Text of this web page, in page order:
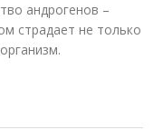
андрогенов –
страдает не только